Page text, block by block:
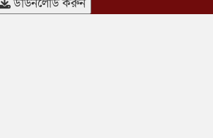
ডাউনলোড করুন